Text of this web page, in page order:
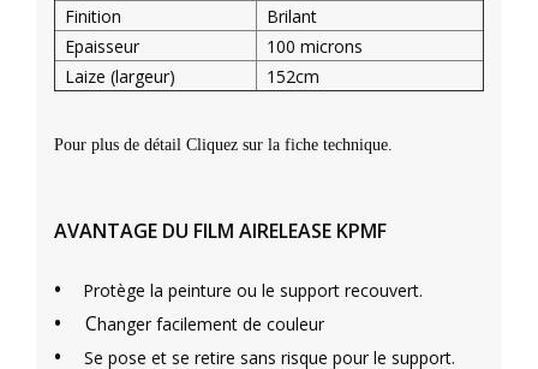
Finition
Brilant
Epaisseur
100 microns
Laize (largeur)
152cm
Pour plus de détail Cliquez sur la fiche technique.
AVANTAGE DU FILM AIRELEASE KPMF
• Protège la peinture ou le support recouvert.
• Changer facilement de couleur
• Se pose et se retire sans risque pour le support.